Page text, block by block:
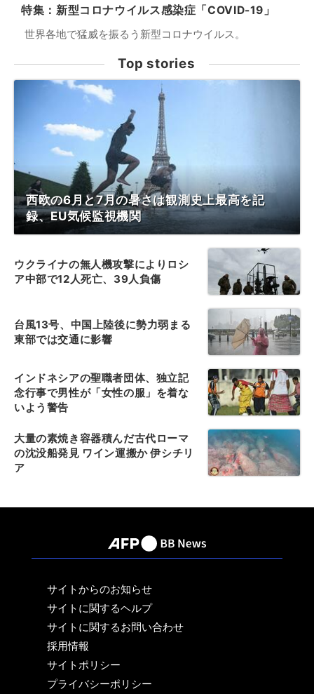
特集：新型コロナウイルス感染症「COVID-19」
世界各地で猛威を振るう新型コロナウイルス。
Top stories
西欧の6月と7月の暑さは観測史上最高を記
録、EU気候監視機関
ウクライナの無人機攻撃によりロシ
ア中部で12人死亡、39人負傷
台風13号、中国上陸後に勢力弱まる
東部では交通に影響
インドネシアの聖職者団体、独立記
念行事で男性が「女性の服」を着な
いよう警告
大量の素焼き容器積んだ古代ローマ
の沈没船発見 ワイン運搬か 伊シチリ
ア
サイトからのお知らせ
サイトに関するヘルプ
サイトに関するお問い合わせ
採用情報
サイトポリシー
プライバシーポリシー